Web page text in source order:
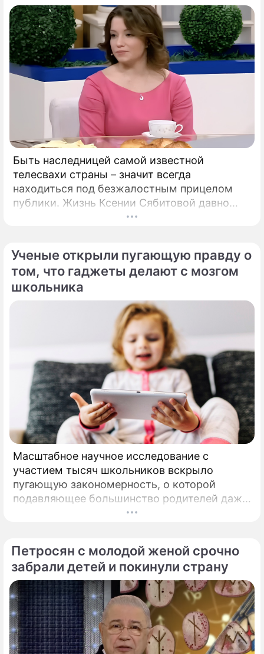
Быть наследницей самой известной
телесвахи страны – значит всегда
находиться под безжалостным прицелом
публики. Жизнь Ксении Сябитовой давно
рассматривают под мощной лупой.
Ученые открыли пугающую правду о
том, что гаджеты делают с мозгом
школьника
Масштабное научное исследование с
участием тысяч школьников вскрыло
пугающую закономерность, о которой
подавляющее большинство родителей даже
не догадывалось. Привычка дарить ребенку
подростковом возрасте обворачивается
скрытым провалом в учебе.
Петросян с молодой женой срочно
забрали детей и покинули страну